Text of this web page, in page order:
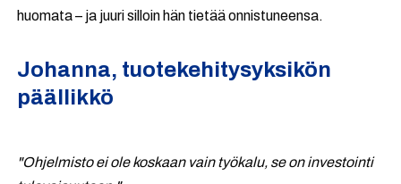
huomata – ja juuri silloin hän tietää onnistuneensa.
Johanna, tuotekehitysyksikön
päällikkö
"Ohjelmisto ei ole koskaan vain työkalu, se on investointi